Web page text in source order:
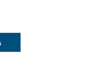
a manter a